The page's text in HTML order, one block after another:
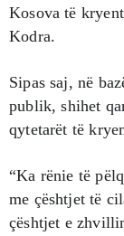
Kosova të
Kodra.
Sipas saj, në
publik, shihet
qytetarët të
“Ka rënie të
me çështjet të
çështjet e